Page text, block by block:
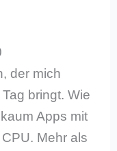
der mich
bringt. Wie
Apps mit
Mehr als